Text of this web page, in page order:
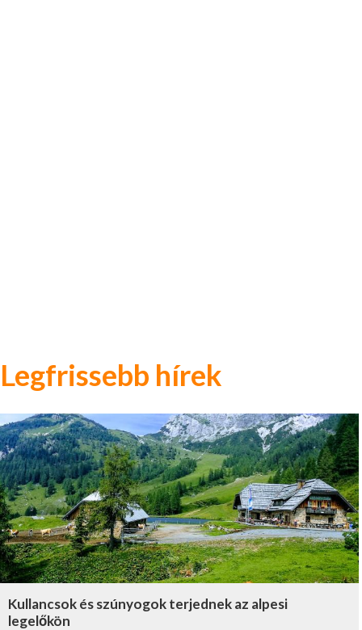
Legfrissebb hírek
Kullancsok és szúnyogok terjednek az alpesi
legelőkön